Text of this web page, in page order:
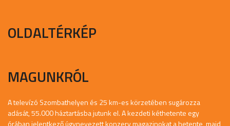
OLDALTÉRKÉP
MAGUNKRÓL
A televízó Szombathelyen és 25 km-es körzetében sugározza
adását, 55.000 háztartásba jutunk el. A kezdeti kéthetente egy
órában jelentkező úgynevezett konzerv magazinokat a hetente, majd